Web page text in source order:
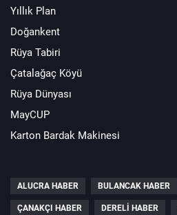
Yıllık Plan
Doğankent
Rüya Tabiri
Çatalağaç Köyü
Rüya Dünyası
MayCUP
Karton Bardak Makinesi
ALUCRA HABER BULANCAK HABER
ÇANAKÇI HABER DERELI HABER